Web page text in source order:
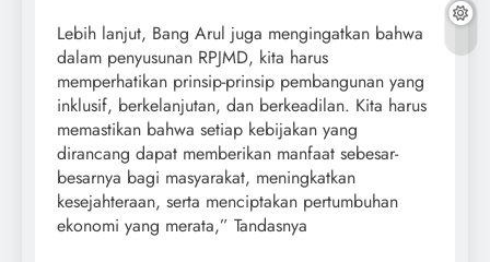
Lebih lanjut, Bang Arul juga mengingatkan bahwa
dalam penyusunan RPJMD, kita harus
memperhatikan prinsip-prinsip pembangunan yang
inklusif, berkelanjutan, dan berkeadilan. Kita harus
memastikan bahwa setiap kebijakan yang
dirancang dapat memberikan manfaat sebesar-
besarnya bagi masyarakat, meningkatkan
kesejahteraan, serta menciptakan pertumbuhan
ekonomi yang merata,” Tandasnya